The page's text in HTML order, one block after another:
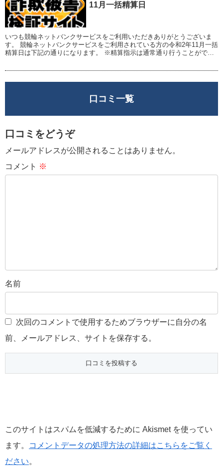
11月一括精算日
いつも競輪ネットバンクサービスをご利用いただきありがとうございま
す。 競輪ネットバンクサービスをご利用されている方の令和2年11月一括
精算日は下記の通りになります。 ※精算指示は通常通り行うことができ
口コミ一覧
口コミをどうぞ
メールアドレスが公開されることはありません。
コメント ※
名前
次回のコメントで使用するためブラウザーに自分の名
前、メールアドレス、サイトを保存する。
このサイトはスパムを低減するために Akismet を使ってい
ます。
コメントデータの処理方法の詳細はこちらをご覧く
ださい。